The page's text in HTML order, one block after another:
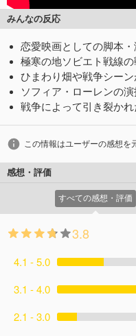
みんなの反応
恋愛映画としての脚本
極寒の地ソビエト戦線
ひまわり畑や戦争シー
ソフィア・ローレンの
戦争によって引き裂か
この情報はユーザーの感想を
感想・評価
すべての感想・評価
3.8
4.1 - 5.0
3.1 - 4.0
2.1 - 3.0